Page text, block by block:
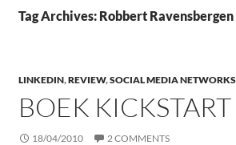
Tag Archives: Robbert Ravensbergen
LINKEDIN,REVIEW,SOCIAL MEDIA NETWORKS
BOEK
18/04/2010 2 COMMENTS